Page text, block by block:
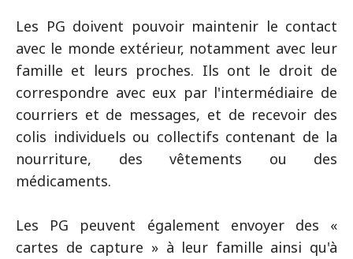
Les PG doivent pouvoir maintenir le contact
avec le monde extérieur, notamment avec leur
famille et leurs proches. Ils ont le droit de
correspondre avec eux par l'intermédiaire de
courriers et de messages, et de recevoir des
colis individuels ou collectifs contenant de la
nourriture, des vêtements ou des
médicaments.
Les PG peuvent également envoyer des «
cartes de capture » à leur famille ainsi qu'à